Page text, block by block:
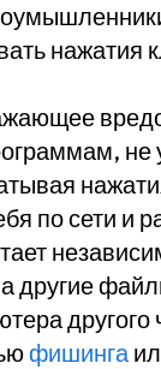
не
по сети и
другие
фишинга